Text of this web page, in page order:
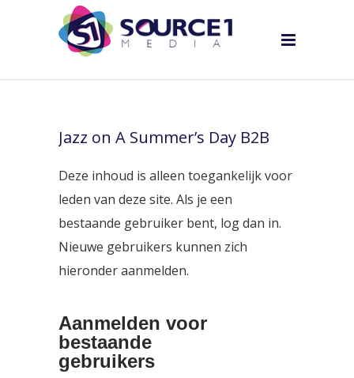
Jazz on A Summer’s Day B2B
Deze inhoud is alleen toegankelijk voor
leden van deze site. Als je een
bestaande gebruiker bent, log dan in.
Nieuwe gebruikers kunnen zich
hieronder aanmelden.
Aanmelden voor
bestaande
gebruikers